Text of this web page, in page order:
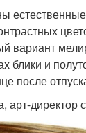
вариант
блики и
после
директор